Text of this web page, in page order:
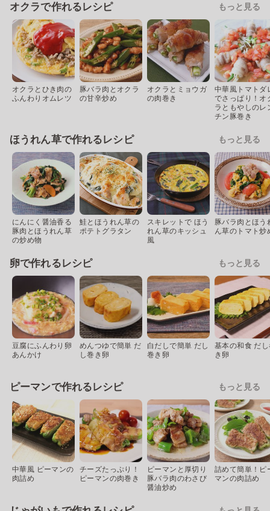
オクラで作れるレシピ もっと見る
オクラとひき肉の
ふんわりオムレツ
豚バラ肉とオクラ
の甘辛炒め
オクラとミョウガ
の肉巻き
中華風トマトダ
でさっぱり！オ
ラともやしのレ
チン豚巻き
ほうれん草で作れるレシピ もっと見る
にんにく醤油香る
豚肉とほうれん草
の炒め物
鮭とほうれん草の
ポテトグラタン
スキレットで ほう
れん草のキッシュ
風
豚バラ肉とほう
ん草のトマト炒
卵で作れるレシピ もっと見る
豆腐にふんわり卵
あんかけ
めんつゆで簡単 だ
し巻き卵
白だしで簡単 だし
巻き卵
基本の和食 だ
き卵
ピーマンで作れるレシピ もっと見る
中華風 ピーマンの
肉詰め
チーズたっぷり！
ピーマンの肉巻き
ピーマンと厚切り
豚バラ肉のわさび
醤油炒め
詰めて簡単！ピ
マンの肉詰め